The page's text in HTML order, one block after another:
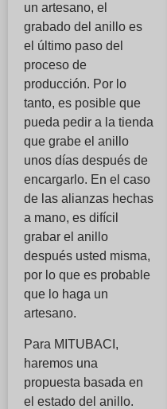
un artesano, el
grabado del anillo es
el último paso del
proceso de
producción. Por lo
tanto, es posible que
pueda pedir a la tienda
que grabe el anillo
unos días después de
encargarlo. En el caso
de las alianzas hechas
a mano, es difícil
grabar el anillo
después usted misma,
por lo que es probable
que lo haga un
artesano.
Para MITUBACI,
haremos una
propuesta basada en
el estado del anillo.